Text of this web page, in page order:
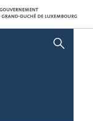
AFFICHER / MASQUER LA RECHERCHE